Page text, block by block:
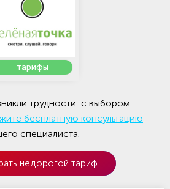
тарифы
трудности с выбором
бесплатную консультацию
специалиста.
недорогой тариф